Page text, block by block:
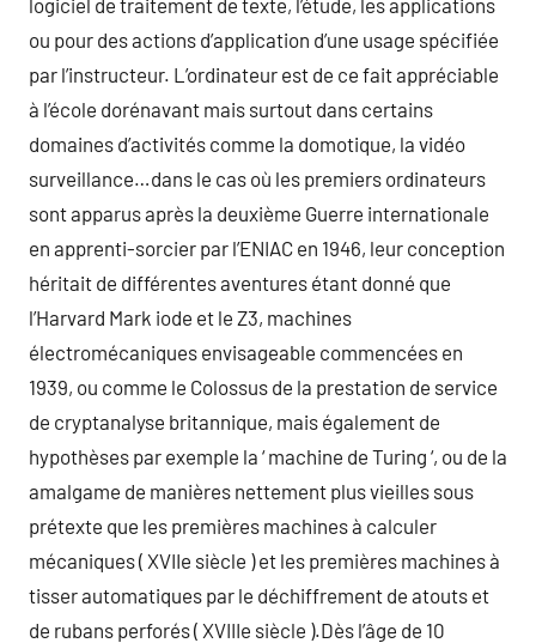
logiciel de traitement de texte, l’étude, les applications
ou pour des actions d’application d’une usage spécifiée
par l’instructeur. L’ordinateur est de ce fait appréciable
à l’école dorénavant mais surtout dans certains
domaines d’activités comme la domotique, la vidéo
surveillance…dans le cas où les premiers ordinateurs
sont apparus après la deuxième Guerre internationale
en apprenti-sorcier par l’ENIAC en 1946, leur conception
héritait de différentes aventures étant donné que
l’Harvard Mark iode et le Z3, machines
électromécaniques envisageable commencées en
1939, ou comme le Colossus de la prestation de service
de cryptanalyse britannique, mais également de
hypothèses par exemple la ‘ machine de Turing ‘, ou de la
amalgame de manières nettement plus vieilles sous
prétexte que les premières machines à calculer
mécaniques ( XVIIe siècle ) et les premières machines à
tisser automatiques par le déchiffrement de atouts et
de rubans perforés ( XVIIIe siècle ).Dès l’âge de 10